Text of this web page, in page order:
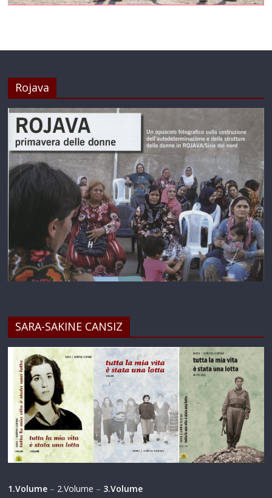
Rojava
SARA-SAKINE CANSIZ
1.Volume – 2.Volume – 3.Volume